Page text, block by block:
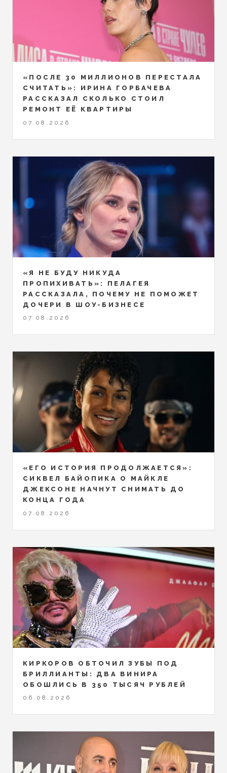
«ПОСЛЕ 30 МИЛЛИОНОВ ПЕРЕСТАЛА
СЧИТАТЬ»: ИРИНА ГОРБАЧЕВА
РАССКАЗАЛ СКОЛЬКО СТОИЛ
РЕМОНТ ЕЁ КВАРТИРЫ
07.08.2026
«Я НЕ БУДУ НИКУДА
ПРОПИХИВАТЬ»: ПЕЛАГЕЯ
РАССКАЗАЛА, ПОЧЕМУ НЕ ПОМОЖЕТ
ДОЧЕРИ В ШОУ-БИЗНЕСЕ
07.08.2026
«ЕГО ИСТОРИЯ ПРОДОЛЖАЕТСЯ»:
СИКВЕЛ БАЙОПИКА О МАЙКЛЕ
ДЖЕКСОНЕ НАЧНУТ СНИМАТЬ ДО
КОНЦА ГОДА
07.08.2026
КИРКОРОВ ОБТОЧИЛ ЗУБЫ ПОД
БРИЛЛИАНТЫ: ДВА ВИНИРА
ОБОШЛИСЬ В 350 ТЫСЯЧ РУБЛЕЙ
06.08.2026